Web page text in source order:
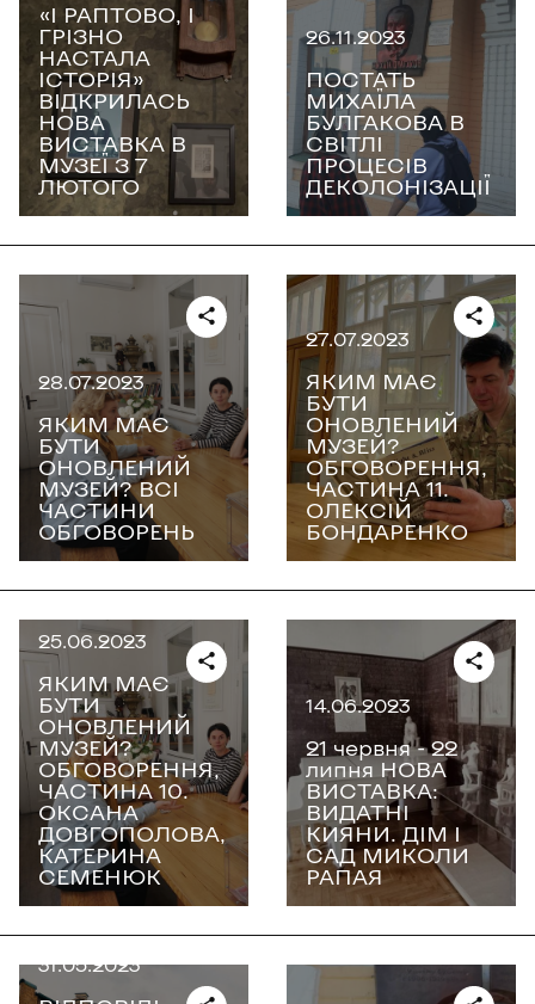
«І РАПТОВО, І
ГРІЗНО
НАСТАЛА
ІСТОРІЯ»
ВІДКРИЛАСЬ
НОВА
ВИСТАВКА В
МУЗЕЇ З 7
ЛЮТОГО
26.11.2023
ПОСТАТЬ
МИХАЇЛА
БУЛГАКОВА В
СВІТЛІ
ПРОЦЕСІВ
ДЕКОЛОНІЗАЦІЇ
28.07.2023
ЯКИМ МАЄ
БУТИ
ОНОВЛЕНИЙ
МУЗЕЙ? ВСІ
ЧАСТИНИ
ОБГОВОРЕНЬ
27.07.2023
ЯКИМ МАЄ
БУТИ
ОНОВЛЕНИЙ
МУЗЕЙ?
ОБГОВОРЕННЯ,
ЧАСТИНА 11.
ОЛЕКСІЙ
БОНДАРЕНКО
25.06.2023
ЯКИМ МАЄ
БУТИ
ОНОВЛЕНИЙ
МУЗЕЙ?
ОБГОВОРЕННЯ,
ЧАСТИНА 10.
ОКСАНА
ДОВГОПОЛОВА,
КАТЕРИНА
СЕМЕНЮК
14.06.2023
21 червня - 22
липня НОВА
ВИСТАВКА:
ВИДАТНІ
КИЯНИ. ДІМ І
САД МИКОЛИ
РАПАЯ
31.05.2023